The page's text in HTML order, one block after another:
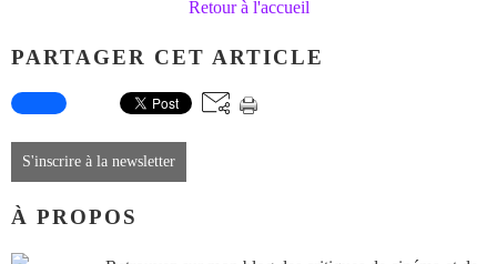
Retour à l'accueil
PARTAGER CET ARTICLE
S'inscrire à la newsletter
À PROPOS